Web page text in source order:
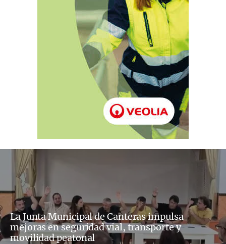
La Junta Municipal de Canteras impulsa
mejoras en seguridad vial, transporte y
movilidad peatonal